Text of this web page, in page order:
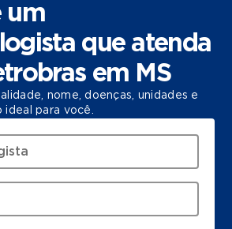
um
que atenda
em MS
nome, doenças, unidades e
ideal para você.